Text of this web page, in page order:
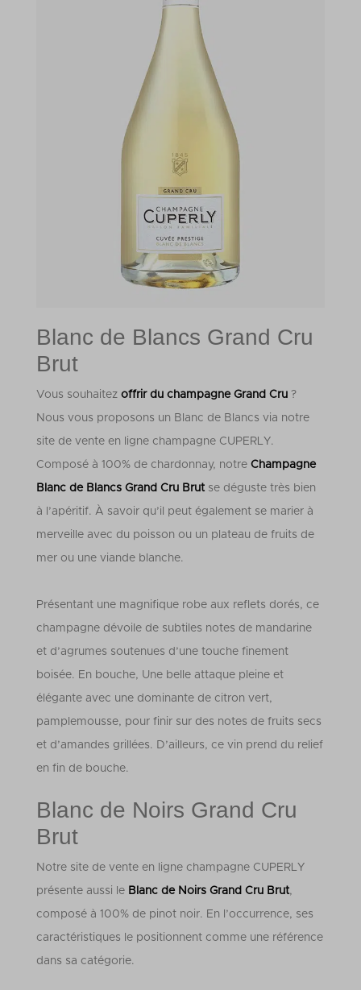
Blanc de Blancs Grand Cru
Brut
Vous souhaitez offrir du champagne Grand Cru ?
Nous vous proposons un Blanc de Blancs via notre
site de vente en ligne champagne CUPERLY.
Composé à 100% de chardonnay, notre Champagne
Blanc de Blancs Grand Cru Brutse déguste très bien
à l’apéritif. À savoir qu’il peut également se marier à
merveille avec du poisson ou un plateau de fruits de
mer ou une viande blanche.
Présentant une magnifique robe aux reflets dorés, ce
champagne dévoile de subtiles notes de mandarine
et d’agrumes soutenues d’une touche finement
boisée. En bouche, Une belle attaque pleine et
élégante avec une dominante de citron vert,
pamplemousse, pour finir sur des notes de fruits secs
et d’amandes grillées. D’ailleurs, ce vin prend du relief
en fin de bouche.
Blanc de Noirs Grand Cru
Brut
Notre site de vente en ligne champagne CUPERLY
présente aussi le Blanc de Noirs Grand Cru Brut,
composé à 100% de pinot noir. En l’occurrence, ses
caractéristiques le positionnent comme une référence
dans sa catégorie.